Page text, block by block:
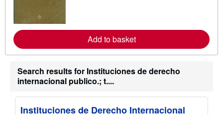
r
a
b
t
i
p
Add to basket
Search results for Instituciones de derecho
internacional publico.; t....
Instituciones de Derecho Internacional